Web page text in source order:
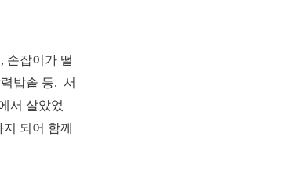
손잡이가 떨
밥솥 등. 서
서 살았었
되어 함께